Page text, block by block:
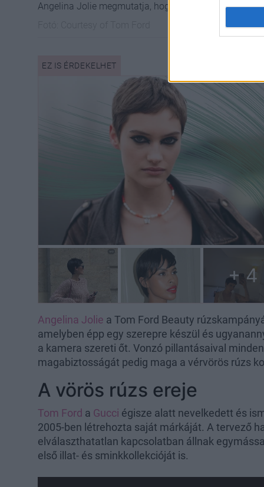
Angelina Jolie megmutatja, hogyan viseljük az igazi,
+ 4
Angelina Jolie a Tom Ford Beauty
amelyben épp egy szerepre készül és
a kamera szereti őt. Vonzó pillantásaival
magabiztosságát pedig maga a vérvörös rúzs
A vörös rúzs ereje
Tom Ford a Gucci égisze alatt nevelkedett és
2005-ben létrehozta saját márkáját. A tervező
elválaszthatatlan kapcsolatban állnak
első illat- és sminkkollekcióját is.